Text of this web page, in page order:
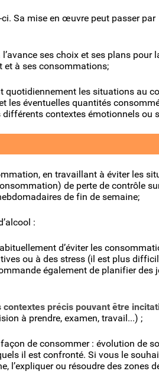
Sa mise en œuvre peut passer par
ses choix et ses plans pour
et à ses consommations;
quotidiennement les situations au
les éventuelles quantités
contextes émotionnels ou
en travaillant à éviter les
de perte de contrôle
de fin de semaine;
:
d’éviter les
ou à des stress (il est plus
également de planifier des
contextes précis pouvant être
à prendre, examen, travail...) ;
de consommer : évolution de
il est confronté. Si vous le
l’expliquer ou résoudre des zones